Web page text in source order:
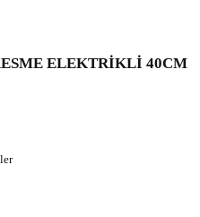
ELEKTRİKLİ 40CM